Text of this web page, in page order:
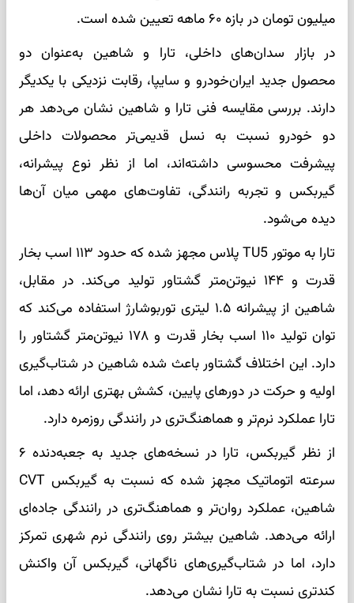
میلیون تومان در بازه ۶۰ ماهه تعیین شده است.
در بازار سدان‌های داخلی، تارا و شاهین به‌عنوان دو
محصول جدید ایران‌خودرو و سایپا، رقابت نزدیکی با یکدیگر
دارند. بررسی مقایسه فنی تارا و شاهین نشان می‌دهد هر
دو خودرو نسبت به نسل قدیمی‌تر محصولات داخلی
پیشرفت محسوسی داشته‌اند، اما از نظر نوع پیشرانه،
گیربکس و تجربه رانندگی، تفاوت‌های مهمی میان آن‌ها
دیده می‌شود.
تارا به موتور TU5 پلاس مجهز شده که حدود ۱۱۳ اسب بخار
قدرت و ۱۴۴ نیوتن‌متر گشتاور تولید می‌کند. در مقابل،
شاهین از پیشرانه ۱.۵ لیتری توربوشارژ استفاده می‌کند که
توان تولید ۱۱۰ اسب بخار قدرت و ۱۷۸ نیوتن‌متر گشتاور را
دارد. این اختلاف گشتاور باعث شده شاهین در شتاب‌گیری
اولیه و حرکت در دورهای پایین، کشش بهتری ارائه دهد، اما
تارا عملکرد نرم‌تر و هماهنگ‌تری در رانندگی روزمره دارد.
از نظر گیربکس، تارا در نسخه‌های جدید به جعبه‌دنده ۶
سرعته اتوماتیک مجهز شده که نسبت به گیربکس CVT
شاهین، عملکرد روان‌تر و هماهنگ‌تری در رانندگی جاده‌ای
ارائه می‌دهد. شاهین بیشتر روی رانندگی نرم شهری تمرکز
دارد، اما در شتاب‌گیری‌های ناگهانی، گیربکس آن واکنش
کندتری نسبت به تارا نشان می‌دهد.